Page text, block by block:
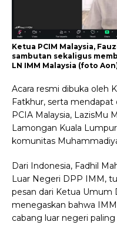
Ketua PCIM Malaysia,
sambutan sekaligus
LN IMM Malaysia (foto
Acara resmi dibuka oleh
Fatkhur, serta mendapat
PCIA Malaysia, LazisMu
Lamongan Kuala
komunitas
Dari Indonesia, Fadhil
Luar Negeri DPP IMM,
pesan dari Ketua Umum
menegaskan bahwa
cabang luar negeri